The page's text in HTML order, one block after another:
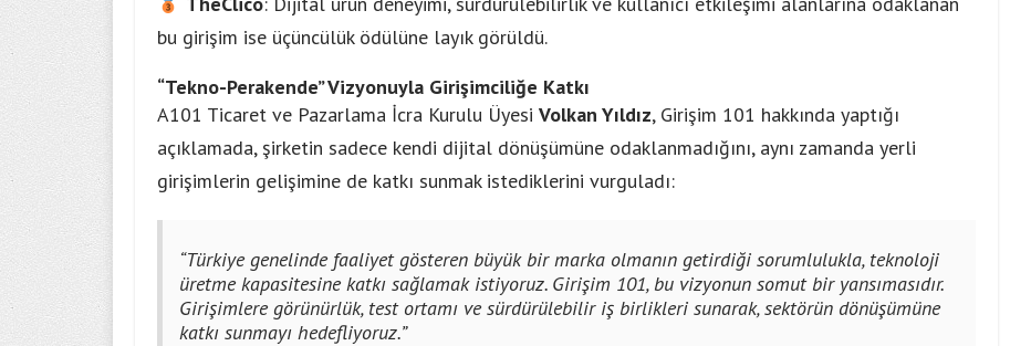
bu girişim ise üçüncülük ödülüne layık görüldü.
“Tekno-Perakende” Vizyonuyla Girişimciliğe Katkı
A101 Ticaret ve Pazarlama İcra Kurulu Üyesi Volkan Yıldız, Girişim 101 hakkında yaptığı
açıklamada, şirketin sadece kendi dijital dönüşümüne odaklanmadığını, aynı zamanda yerli
girişimlerin gelişimine de katkı sunmak istediklerini vurguladı:
“Türkiye genelinde faaliyet gösteren büyük bir marka olmanın getirdiği sorumlulukla, teknoloji
üretme kapasitesine katkı sağlamak istiyoruz. Girişim 101, bu vizyonun somut bir yansımasıdır.
Girişimlere görünürlük, test ortamı ve sürdürülebilir iş birlikleri sunarak, sektörün dönüşümüne
katkı sunmayı hedefliyoruz.”